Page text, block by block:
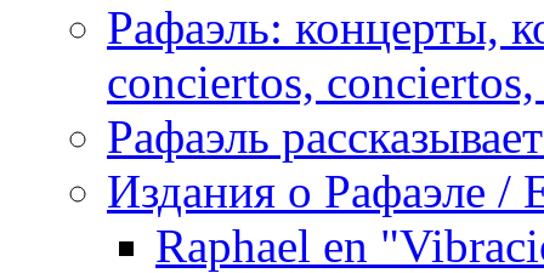
Рафаэль: концерты,
conciertos,
Рафаэль
Издания о Рафаэле /
Raphael en